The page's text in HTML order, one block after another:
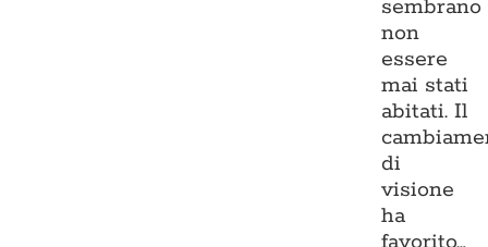
sembrano
non
essere
mai stati
abitati. Il
di
visione
ha